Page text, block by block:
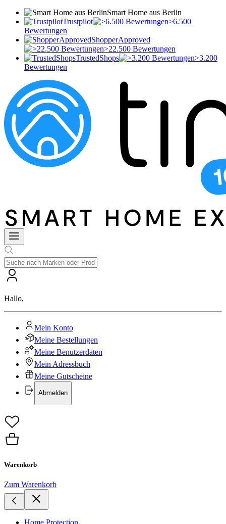
Smart Home aus Berlin
Trustpilot
>6.500
Bewertungen
ShopperApproved
>22.500 Bewertungen
TrustedShops
>3.200
Bewertungen
Hallo,
Mein Konto
Meine Bestellungen
Meine Benutzerdaten
Mein Adressbuch
Meine Gutscheine
Abmelden
Warenkorb
Zum Warenkorb
Home Protection